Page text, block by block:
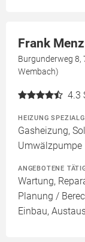
Frank
Burgunderweg 8,
Wembach)
4.3
HEIZUNG
Gasheizung,
Umwälzpumpe
ANGEBOTENE
Wartung,
Planung /
Einbau,